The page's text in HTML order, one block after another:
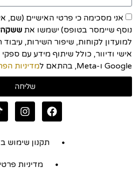
אני מסכימה כי פרטי האישיים (שם,
נוסף שיימסר בטופס) ישמשו את ששקה
למועדון לקוחות, שיפור השירות,
אישי ודיוור, כולל שיתוף מידע עם
Google ו-Meta, בהתאם ל
מדיניות
שליחה
תקנון שימוש
מדיניות